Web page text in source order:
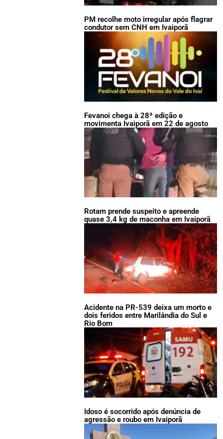
PM recolhe moto irregular após flagrar
condutor sem CNH em Ivaiporã
Fevanoi chega à 28ª edição e
movimenta Ivaiporã em 22 de agosto
Rotam prende suspeito e apreende
quase 3,4 kg de maconha em Ivaiporã
Acidente na PR-539 deixa um morto e
dois feridos entre Marilândia do Sul e
Rio Bom
Idoso é socorrido após denúncia de
agressão e roubo em Ivaiporã